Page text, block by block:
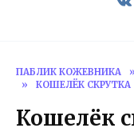
ПАБЛИК КОЖЕВНИКА »
»
КОШЕЛЁК СКРУТКА
Кошелёк